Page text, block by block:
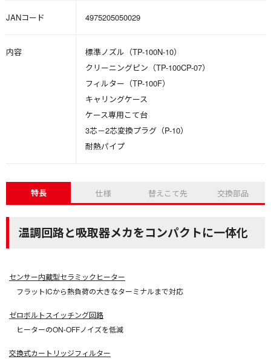
JANコード 4975205050029
内容
標準ノズル（TP-100N-10）
クリーニングピン（TP-100CP-07）
フィルター（TP-100F）
キャリングケース
ケース専用こて台
3芯－2芯変換プラグ（P-10）
耐熱パイプ
特長 仕様 替えこて先 交換部品
温調回路と吸取器メカをコンパクトに一体化
センサー内蔵型セラミックヒーター
フラットICから熱負荷の大きなターミナルまで対応
ゼロボルトスイッチング回路
ヒーターのON-OFFノイズを低減
交換式カートリッジフィルター